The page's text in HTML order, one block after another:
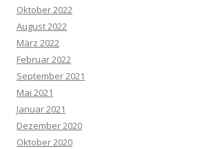
Oktober 2022
August 2022
März 2022
Februar 2022
September 2021
Mai 2021
Januar 2021
Dezember 2020
Oktober 2020